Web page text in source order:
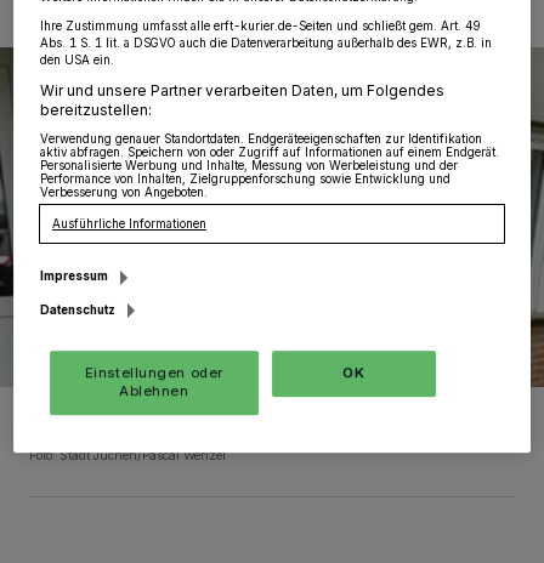
Jan Daley Kübel ist Teamkapitän der Jüchener Radfahrer: Wer
Foto: Stadt Jüchen/Pascal Wenzel
Ihre Zustimmung umfasst alle erft-kurier.de-Seiten und schließt gem. Art. 49
Abs. 1 S. 1 lit. a DSGVO auch die Datenverarbeitung außerhalb des EWR, z.B. in
den USA ein.
Wir und unsere Partner verarbeiten Daten, um Folgendes
bereitzustellen:
Verwendung genauer Standortdaten. Endgeräteeigenschaften zur Identifikation
aktiv abfragen. Speichern von oder Zugriff auf Informationen auf einem Endgerät.
Personalisierte Werbung und Inhalte, Messung von Werbeleistung und der
Performance von Inhalten, Zielgruppenforschung sowie Entwicklung und
Verbesserung von Angeboten.
Ausführliche Informationen
Impressum
Datenschutz
Einstellungen oder
Ablehnen
OK